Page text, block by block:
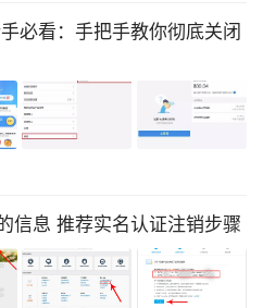
必看：手把手教你彻底关闭
信息 推荐实名认证注销步骤